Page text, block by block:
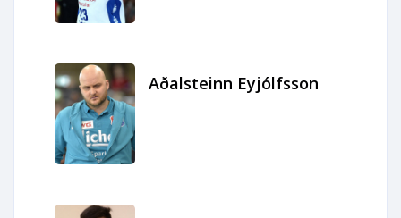
Aðalsteinn Eyjólfsson